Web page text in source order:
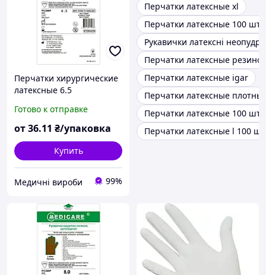
Перчатки хирургические
латексные 6.5
текстурированные, без
пудры
Готово к отправке
от36.11 ₴/упаковка
Купить
Медичні вироби 99%
Перчатки латексные xl
Перчатки латексные 100 шт
Рукавички латексні
Перчатки латексные
Перчатки латексные igar
Перчатки латексные
Перчатки латексные 100
Перчатки латексные l 100